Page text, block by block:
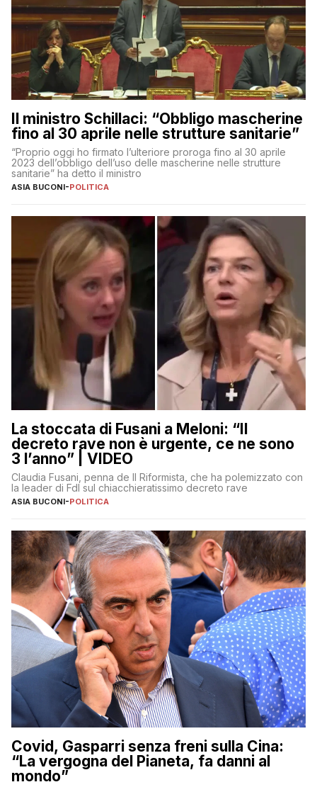
Il ministro Schillaci: “Obbligo mascherine
fino al 30 aprile nelle strutture sanitarie”
“Proprio oggi ho firmato l’ulteriore proroga fino al 30 aprile
2023 dell’obbligo dell’uso delle mascherine nelle strutture
sanitarie” ha detto il ministro
ASIA BUCONI-POLITICA
La stoccata di Fusani a Meloni: “Il
decreto rave non è urgente, ce ne sono
3 l’anno” | VIDEO
Claudia Fusani, penna de Il Riformista, che ha polemizzato con
la leader di FdI sul chiacchieratissimo decreto rave
ASIA BUCONI-POLITICA
Covid, Gasparri senza freni sulla Cina:
“La vergogna del Pianeta, fa danni al
mondo”